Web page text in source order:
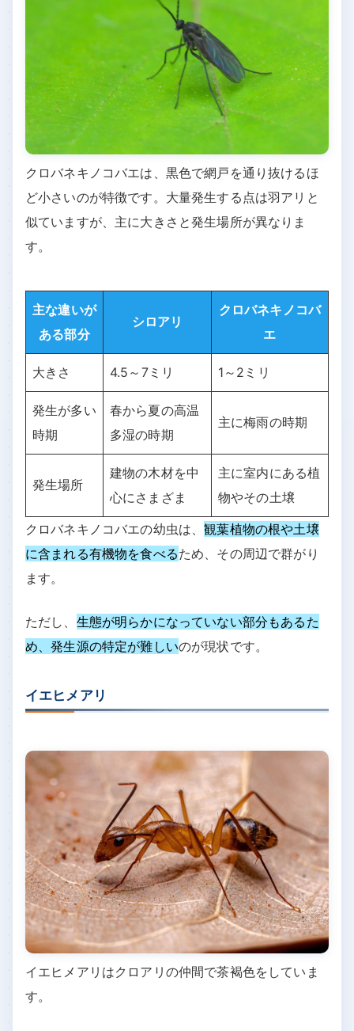
クロバネキノコバエは、黒色で網戸を通り抜けるほ
ど小さいのが特徴です。大量発生する点は羽アリと
似ていますが、主に大きさと発生場所が異なりま
す。
主な違いが
ある部分
シロアリ
クロバネキノコバ
エ
大きさ 4.5～7ミリ 1～2ミリ
発生が多い
時期
春から夏の高温
多湿の時期
主に梅雨の時期
発生場所
建物の木材を中
心にさまざま
主に室内にある植
物やその土壌
クロバネキノコバエの幼虫は、観葉植物の根や土壌
に含まれる有機物を食べるため、その周辺で群がり
ます。
ただし、 生態が明らかになっていない部分もあるた
め、発生源の特定が難しいのが現状です。
イエヒメアリ
イエヒメアリはクロアリの仲間で茶褐色をしていま
す。